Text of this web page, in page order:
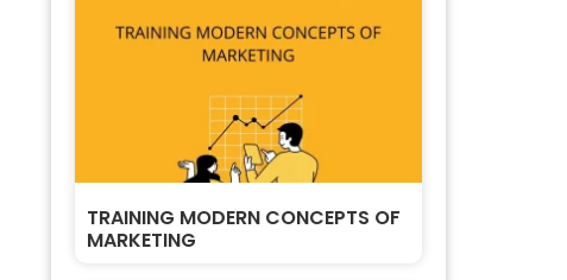
TRAINING MODERN CONCEPTS OF
MARKETING